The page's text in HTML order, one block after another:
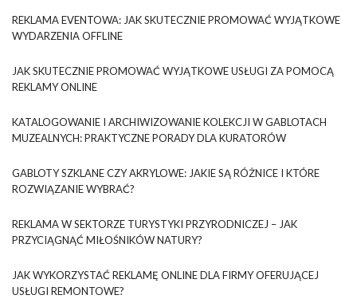
REKLAMA EVENTOWA: JAK SKUTECZNIE PROMOWAĆ WYJĄTKOWE
WYDARZENIA OFFLINE
JAK SKUTECZNIE PROMOWAĆ WYJĄTKOWE USŁUGI ZA POMOCĄ
REKLAMY ONLINE
KATALOGOWANIE I ARCHIWIZOWANIE KOLEKCJI W GABLOTACH
MUZEALNYCH: PRAKTYCZNE PORADY DLA KURATORÓW
GABLOTY SZKLANE CZY AKRYLOWE: JAKIE SĄ RÓŻNICE I KTÓRE
ROZWIĄZANIE WYBRAĆ?
REKLAMA W SEKTORZE TURYSTYKI PRZYRODNICZEJ – JAK
PRZYCIĄGNĄĆ MIŁOŚNIKÓW NATURY?
JAK WYKORZYSTAĆ REKLAMĘ ONLINE DLA FIRMY OFERUJĄCEJ
USŁUGI REMONTOWE?